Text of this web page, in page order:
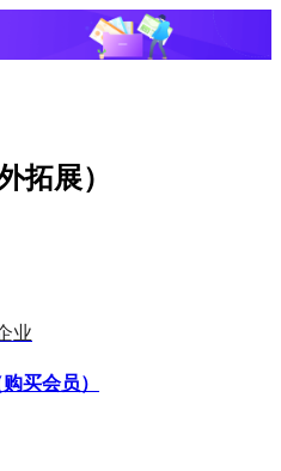
拓展）
业
购买会员）